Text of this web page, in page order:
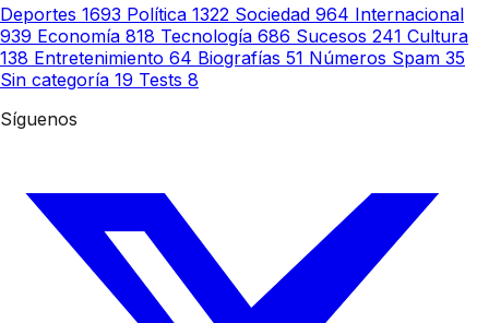
Deportes 1693 Política 1322 Sociedad 964 Internacional
939 Economía 818 Tecnología 686 Sucesos 241 Cultura
138 Entretenimiento 64 Biografías 51 Números Spam 35
Sin categoría 19 Tests 8
Síguenos